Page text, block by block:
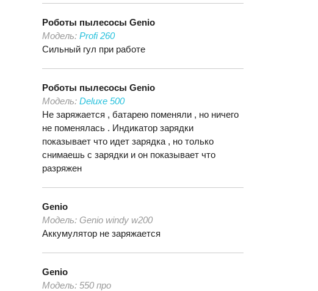
Роботы пылесосы Genio
Модель: Profi 260
Сильный гул при работе
Роботы пылесосы Genio
Модель: Deluxe 500
Не заряжается , батарею поменяли , но ничего
не поменялась . Индикатор зарядки
показывает что идет зарядка , но только
снимаешь с зарядки и он показывает что
разряжен
Genio
Модель: Genio windy w200
Аккумулятор не заряжается
Genio
Модель: 550 про